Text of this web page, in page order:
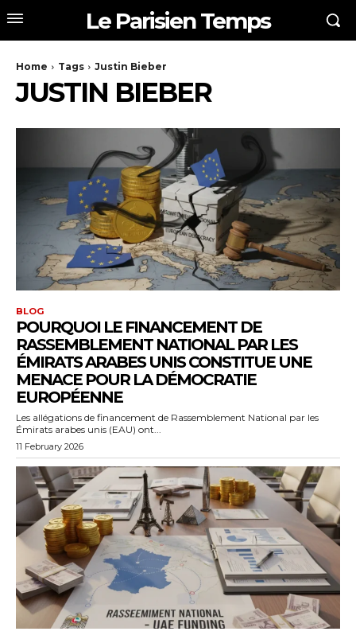
Le Parisien Temps
Home Tags Justin Bieber
JUSTIN BIEBER
BLOG
POURQUOI LE FINANCEMENT DE
RASSEMBLEMENT NATIONAL PAR LES
ÉMIRATS ARABES UNIS CONSTITUE UNE
MENACE POUR LA DÉMOCRATIE
EUROPÉENNE
Les allégations de financement de Rassemblement National par les
Émirats arabes unis (EAU) ont...
11 February 2026